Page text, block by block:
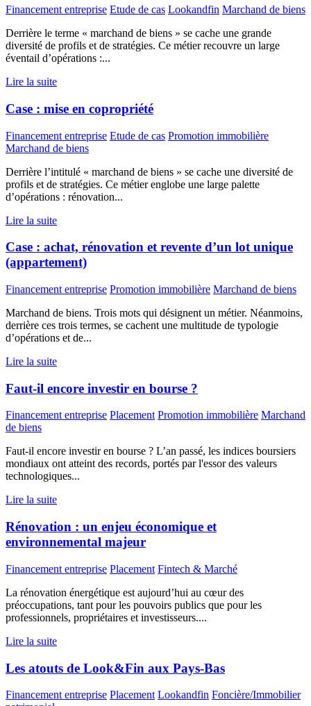
Financement entreprise Etude de cas Lookandfin Marchand de biens
Derrière le terme « marchand de biens » se cache une grande
diversité de profils et de stratégies. Ce métier recouvre un large
éventail d’opérations :...
Lire la suite
Case : mise en copropriété
Financement entreprise Etude de cas Promotion immobilière
Marchand de biens
Derrière l’intitulé « marchand de biens » se cache une diversité de
profils et de stratégies. Ce métier englobe une large palette
d’opérations : rénovation...
Lire la suite
Case : achat, rénovation et revente d’un lot unique
(appartement)
Financement entreprise Promotion immobilière Marchand de biens
Marchand de biens. Trois mots qui désignent un métier. Néanmoins,
derrière ces trois termes, se cachent une multitude de typologie
d’opérations et de...
Lire la suite
Faut-il encore investir en bourse ?
Financement entreprise Placement Promotion immobilière Marchand
de biens
Faut-il encore investir en bourse ? L’an passé, les indices boursiers
mondiaux ont atteint des records, portés par l'essor des valeurs
technologiques...
Lire la suite
Rénovation : un enjeu économique et
environnemental majeur
Financement entreprise Placement Fintech & Marché
La rénovation énergétique est aujourd’hui au cœur des
préoccupations, tant pour les pouvoirs publics que pour les
professionnels, propriétaires et investisseurs....
Lire la suite
Les atouts de Look&Fin aux Pays-Bas
Financement entreprise Placement Lookandfin Foncière/Immobilier